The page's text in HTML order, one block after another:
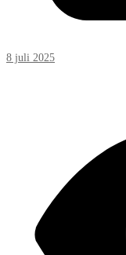
8 juli 2025